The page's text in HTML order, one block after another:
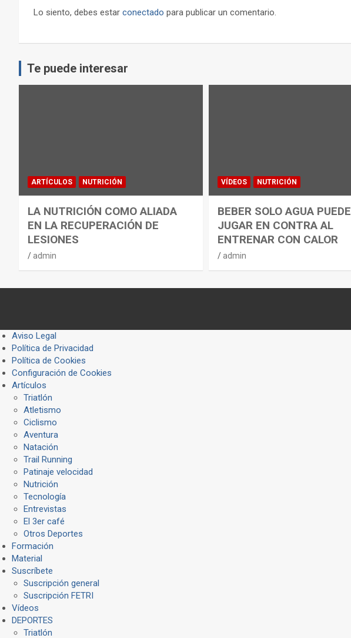
Lo siento, debes estar conectado para publicar un comentario.
Te puede interesar
ARTÍCULOS NUTRICIÓN
LA NUTRICIÓN COMO ALIADA
EN LA RECUPERACIÓN DE
LESIONES
admin
VÍDEOS NUTRICIÓN
BEBER SOLO AGUA PUEDE
JUGAR EN CONTRA AL
ENTRENAR CON CALOR
admin
Aviso Legal
Política de Privacidad
Política de Cookies
Configuración de Cookies
Artículos
Triatlón
Atletismo
Ciclismo
Aventura
Natación
Trail Running
Patinaje velocidad
Nutrición
Tecnología
Entrevistas
El 3er café
Otros Deportes
Formación
Material
Suscríbete
Suscripción general
Suscripción FETRI
Vídeos
DEPORTES
Triatlón